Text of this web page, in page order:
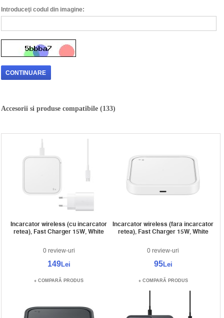
Introduceţi codul din imagine:
CONTINUARE
Accesorii si produse compatibile (133)
Incarcator wireless (cu incarcator
retea), Fast Charger 15W, White
0 review-uri
149Lei
COMPARĂ PRODUS
Incarcator wireless (fara incarcator
retea), Fast Charger 15W, White
0 review-uri
95Lei
COMPARĂ PRODUS